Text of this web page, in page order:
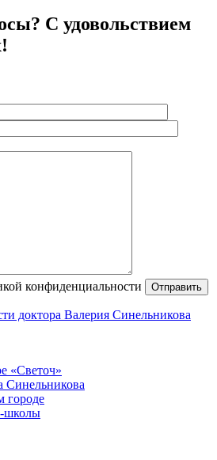
С удовольствием
конфиденциальности Отправить
доктора Валерия Синельникова
«Светоч»
Синельникова
городе
школы